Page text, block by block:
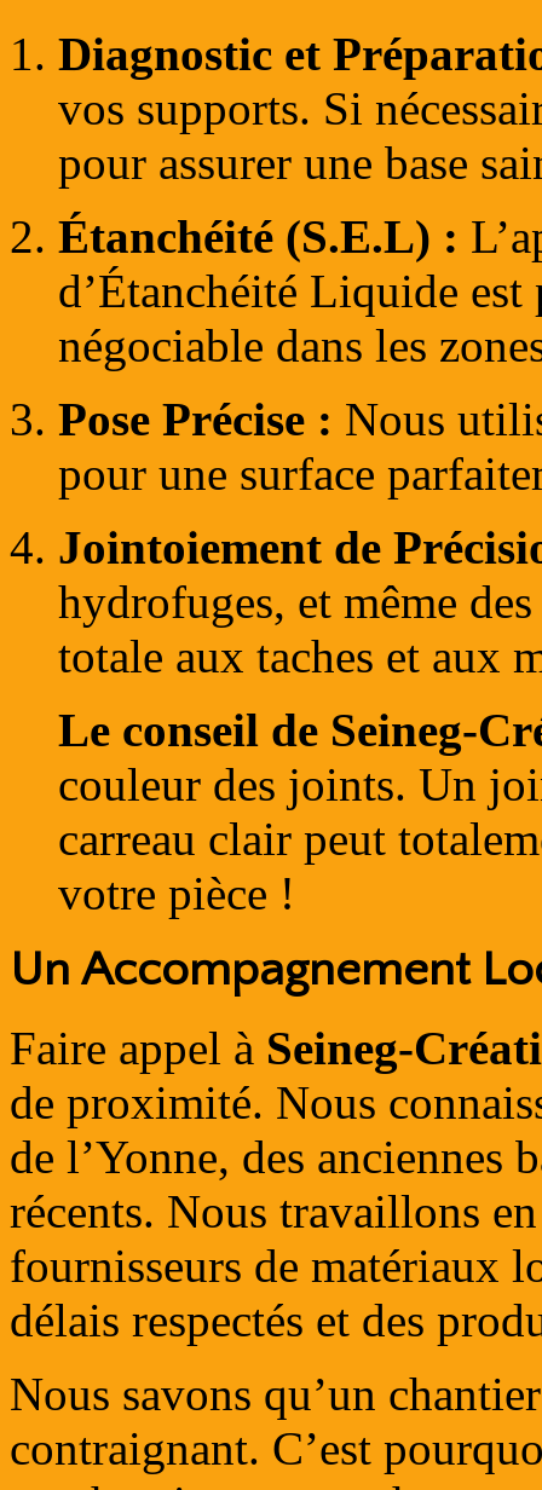
Diagnostic et
vos supports. Si
pour assurer une base
Étanchéité (S.E.L) :
d’Étanchéité Liquide
négociable dans les
Pose Précise : Nous
pour une surface
Jointoiement de
hydrofuges, et même
totale aux taches et aux
Le conseil de Seineg-
couleur des joints. Un
carreau clair peut
votre pièce !
Un Accompagnement
Faire appel à Seineg-
de proximité. Nous
de l’Yonne, des anciennes
récents. Nous travaillons
fournisseurs de matériaux
délais respectés et des
Nous savons qu’un
contraignant. C’est